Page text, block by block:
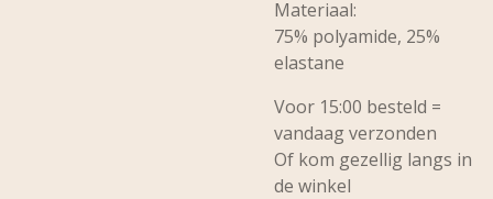
Materiaal:
75% polyamide, 25%
elastane
Voor 15:00 besteld =
vandaag verzonden
Of kom gezellig langs in
de winkel